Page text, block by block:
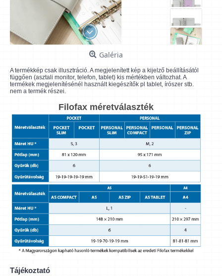
Galéria
A termékkép csak illusztráció. A megjelenített kép a kijelző beállításától
függően (asztali monitor, telefon, tablet) kis mértékben változhat. A
termékek megjelenítésénél használt kiegészítők pl tablet, írószer stb.
nem a termék részei.
Filofax méretválaszték
Tájékoztató